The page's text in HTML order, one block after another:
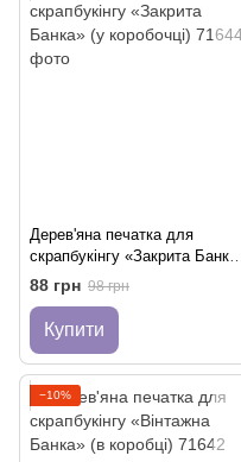
Дерев'яна печатка для
скрапбукінгу «Закрита Банка»
(у коробочці)
88 грн 98 грн
Купити
−10%